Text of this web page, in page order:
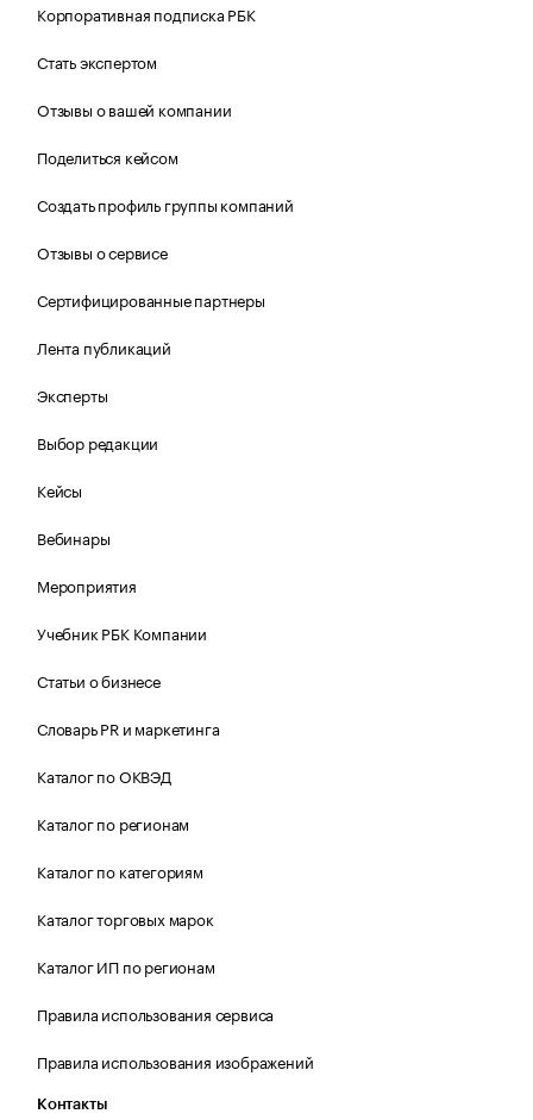
Корпоративная подписка РБК
Стать экспертом
Отзывы о вашей компании
Поделиться кейсом
Создать профиль группы компаний
Отзывы о сервисе
Сертифицированные партнеры
Лента публикаций
Эксперты
Выбор редакции
Кейсы
Вебинары
Мероприятия
Учебник РБК Компании
Статьи о бизнесе
Словарь PR и маркетинга
Каталог по ОКВЭД
Каталог по регионам
Каталог по категориям
Каталог торговых марок
Каталог ИП по регионам
Правила использования сервиса
Правила использования изображений
Контакты